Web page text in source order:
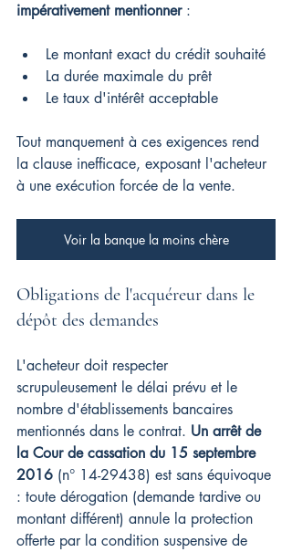
impérativement mentionner :
Le montant exact du crédit souhaité
La durée maximale du prêt
Le taux d'intérêt acceptable
Tout manquement à ces exigences rend
la clause inefficace, exposant l'acheteur
à une exécution forcée de la vente.
Voir la banque la moins chère
Obligations de l'acquéreur dans le
dépôt des demandes
L'acheteur doit respecter
scrupuleusement le délai prévu et le
nombre d'établissements bancaires
mentionnés dans le contrat. Un arrêt de
la Cour de cassation du 15 septembre
2016 (n° 14-29438) est sans équivoque
: toute dérogation (demande tardive ou
montant différent) annule la protection
offerte par la condition suspensive de